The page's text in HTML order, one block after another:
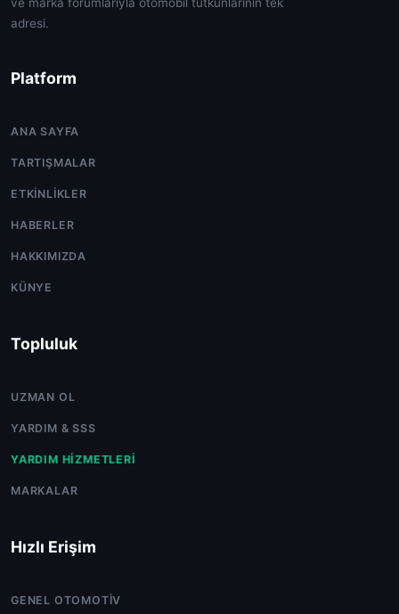
ve marka forumlarıyla otomobil tutkunlarının tek
adresi.
Platform
ANA SAYFA
TARTIŞMALAR
ETKINLIKLER
HABERLER
HAKKIMIZDA
KÜNYE
Topluluk
UZMAN OL
YARDIM & SSS
YARDIM HIZMETLERI
MARKALAR
Hızlı Erişim
GENEL OTOMOTIV